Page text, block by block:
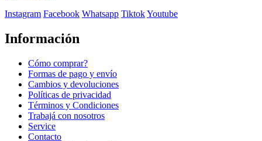
Instagram Facebook Whatsapp TiktokYoutube
Información
Cómo comprar?
Formas de pago y envío
Cambios y devoluciones
Políticas de privacidad
Términos y Condiciones
Trabajá con nosotros
Service
Contacto